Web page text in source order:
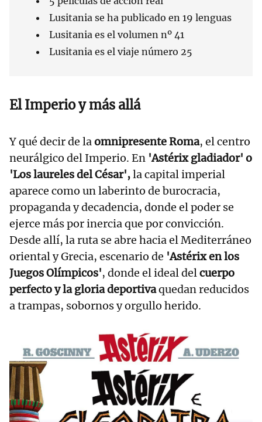
Lusitania se ha publicado en 19 lenguas
Lusitania es el volumen nº 41
Lusitania es el viaje número 25
El Imperio y más allá
Y qué decir de laomnipresente Roma, el centro
neurálgico del Imperio. En 'Astérix gladiador' o
'Los laureles del César',la capital imperial
aparece como un laberinto de burocracia,
propaganda y decadencia, donde el poder se
ejerce más por inercia que por convicción.
Desde allí, la ruta se abre hacia el Mediterráneo
oriental y Grecia, escenario de 'Astérix en los
Juegos Olímpicos', donde el ideal delcuerpo
perfecto y la gloria deportivaquedan reducidos
a trampas, sobornos y orgullo herido.